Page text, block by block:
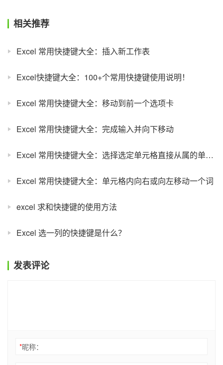
相关推荐
Excel 常用快捷键大全：插入新工作表
Excel快捷键大全：100+个常用快捷键使用说明！
Excel 常用快捷键大全：移动到前一个选项卡
Excel 常用快捷键大全：完成输入并向下移动
Excel 常用快捷键大全：选择选定单元格直接从属的单元格
Excel 常用快捷键大全：单元格内向右或向左移动一个词
excel 求和快捷键的使用方法
Excel 选一列的快捷键是什么？
发表评论
*昵称：